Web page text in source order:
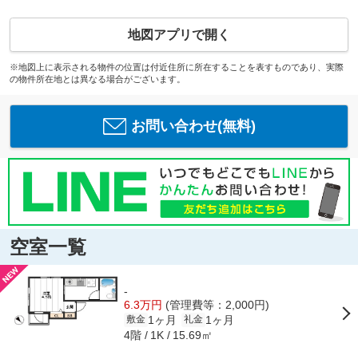
地図アプリで開く
※地図上に表示される物件の位置は付近住所に所在することを表すものであり、実際
の物件所在地とは異なる場合がございます。
お問い合わせ(無料)
空室一覧
-
6.3万円 (管理費等：2,000円)
敷金 1ヶ月 礼金 1ヶ月
4階 1K 15.69㎡